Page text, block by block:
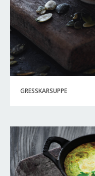
GRESSKARSUPPE